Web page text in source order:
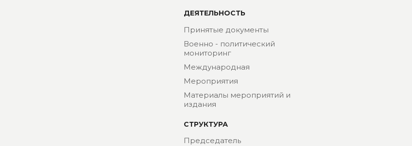
ДЕЯТЕЛЬНОСТЬ
Принятые документы
Военно - политический
мониторинг
Международная
Мероприятия
Материалы мероприятий и
издания
СТРУКТУРА
Председатель